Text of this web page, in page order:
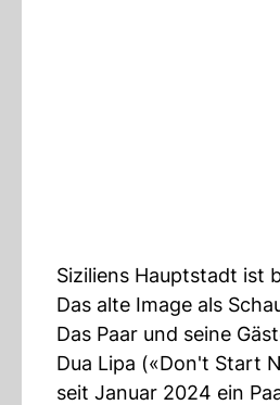
Siziliens Hauptstadt ist
Das alte Image als
Das Paar und seine
Dua Lipa («Don't Start
seit Januar 2024 ein